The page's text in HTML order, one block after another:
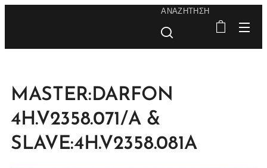
ΑΝΑΖΉΤΗΣΗ
MASTER:DARFON
4H.V2358.071/A &
SLAVE:4H.V2358.081A